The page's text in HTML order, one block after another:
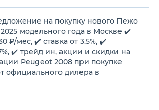
цикле
бака
на покупку нового Пежо
модельного года в Москве ✔️
₽/мес, ✔️ ставка от 3.5%, ✔️
✔️ трейд ин, акции и скидки на
Peugeot 2008 при покупке
официального дилера в